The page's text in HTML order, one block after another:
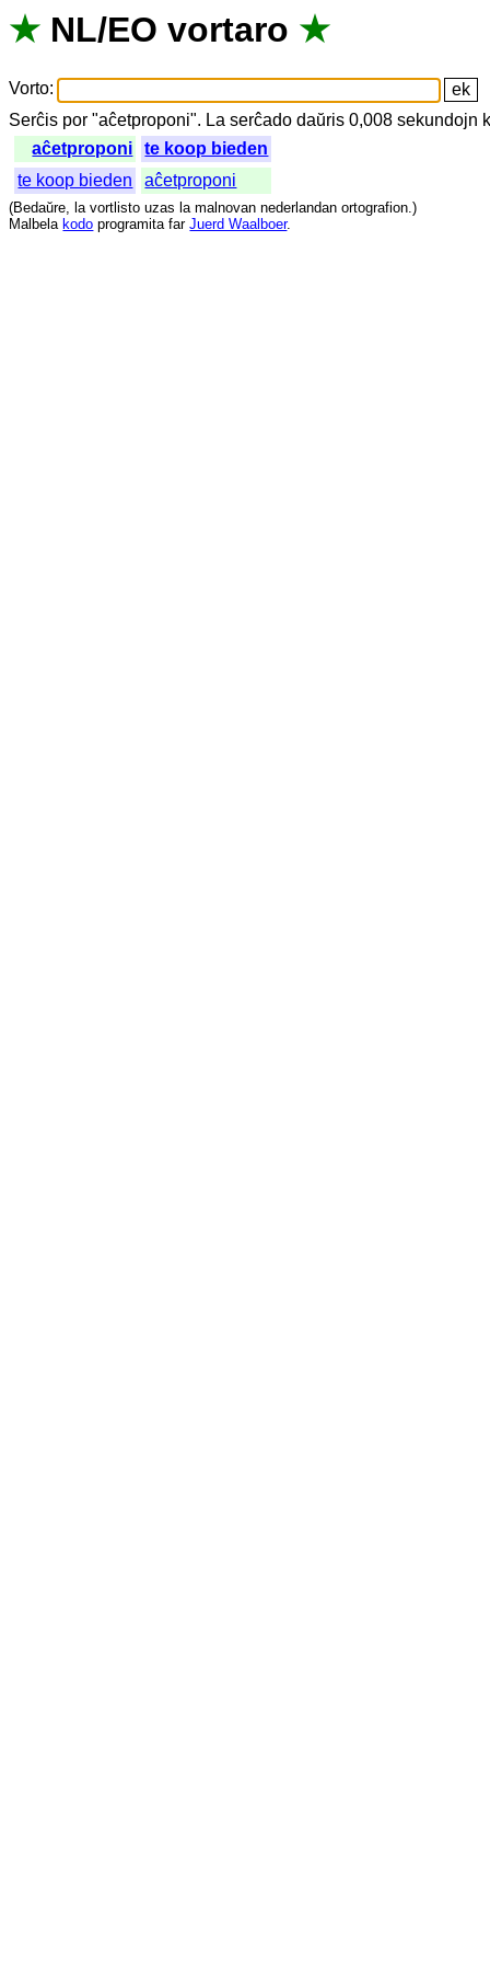
★ NL/EO vortaro ★
Vorto:
Serĉis por "aĉetproponi". La serĉado daŭris 0,008sekundojn
aĉetproponi
te koop bieden
te koop bieden
aĉetproponi
(Bedaŭre, la vortlisto uzas la malnovan nederlandan ortografion.)
Malbela kodo programita far Juerd Waalboer.